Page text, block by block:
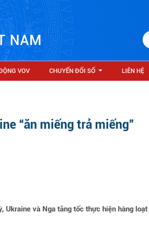
NAM
VOV CHUYỂN ĐỔI SỐ LIÊN HỆ
“ăn miếng trả miếng”
Ukraine và Nga tăng tốc thực hiện hàng loạt